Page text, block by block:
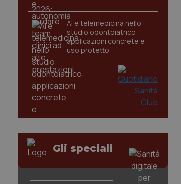
AI e telemedicina nello
studio odontoiatrico:
applicazioni concrete e
uso protetto
Gli speciali